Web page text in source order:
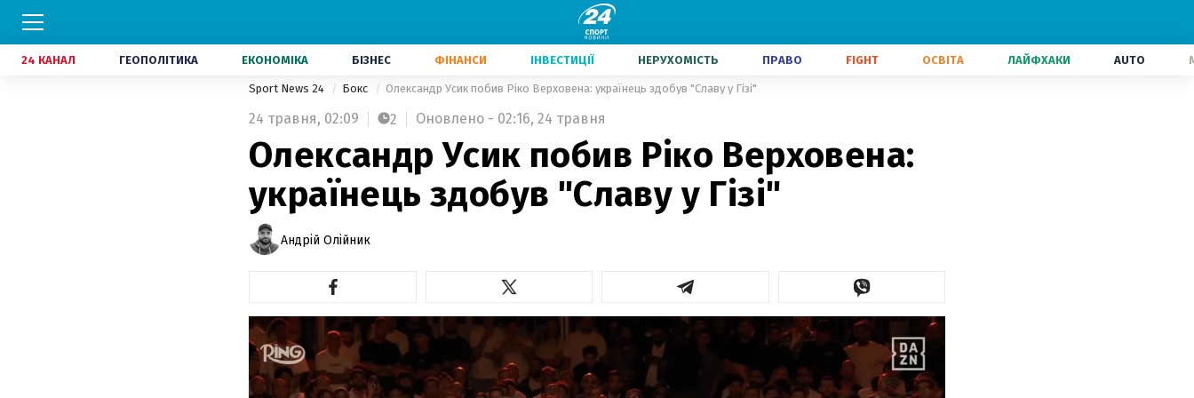
24 КАНАЛ ГЕОПОЛІТИКА ЕКОНОМІКА БІЗНЕС ФІНАНСИ ІНВЕСТИЦІЇ НЕРУХОМІСТЬ ПРАВО FIGHT ОСВІТА ЛАЙФХАКИ AUTO
Sport News 24 Бокс Олександр Усик побив Ріко Верховена: українець здобув "Славу у Гізі"
24 травня, 02:09 2 Оновлено - 02:16, 24 травня
Олександр Усик побив Ріко Верховена:
українець здобув "Славу у Гізі"
Андрій Олійник